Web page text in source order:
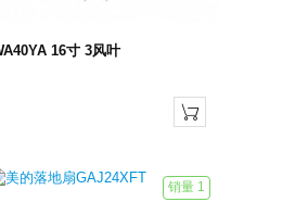
16寸 3风叶

销量 1